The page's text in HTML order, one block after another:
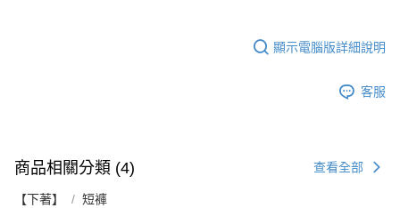
顯示電腦版詳細說明
客服
商品相關分類 (4) 查看全部
【下著】 短褲